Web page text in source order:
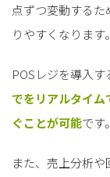
点ずつ変動する
りやすくなります。
POSレジを導入す
でをリアルタイ
ぐことが可能です。
また、売上分析